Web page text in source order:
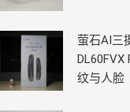
萤石AI三
纹与人脸